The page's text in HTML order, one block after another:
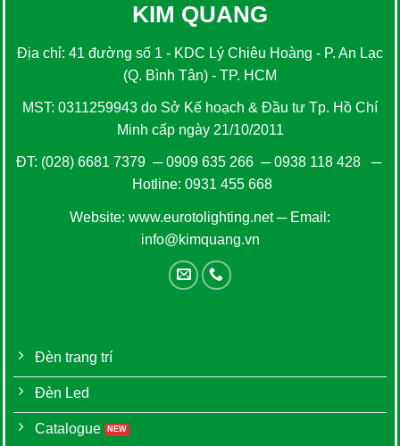
KIM QUANG
Địa chỉ: 41 đường số 1 - KDC Lý Chiêu Hoàng - P. An Lạc
(Q. Bình Tân) - TP. HCM
MST: 0311259943 do Sở Kế hoạch & Đầu tư Tp. Hồ Chí
Minh cấp ngày 21/10/2011
ĐT: (028) 6681 7379 ─0909 635 266─0938 118 428─
Hotline: 0931 455 668
Website: www.eurotolighting.net─ Email:
info@kimquang.vn
Đèn trang trí
Đèn Led
Catalogue